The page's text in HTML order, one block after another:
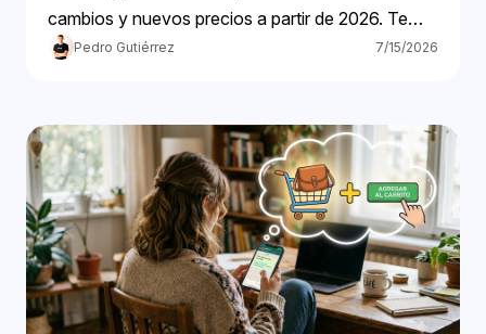
cambios y nuevos precios a partir de 2026. Te
contamos.
Pedro Gutiérrez 7/15/2026